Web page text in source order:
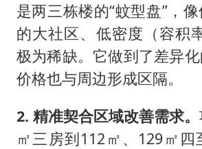
是两三栋楼的“蚊型盘”，
的大社区、低密度（容积
极为稀缺。它做到了差异化
价格也与周边形成区隔。
2. 精准契合区域改善需求。
㎡三房到112㎡、129㎡